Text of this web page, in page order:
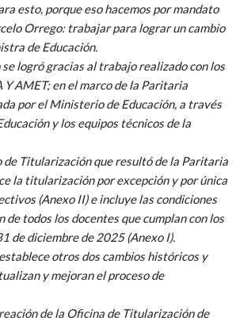
esto, porque eso hacemos por mandato
Orrego: trabajar para lograr un cambio
de Educación.
logró gracias al trabajo realizado con los
Y AMET; en el marco de la Paritaria
por el Ministerio de Educación, a través
y los equipos técnicos de la
Titularización que resultó de la Paritaria
la titularización por excepción y por única
(Anexo II) e incluye las condiciones
todos los docentes que cumplan con los
de diciembre de 2025 (Anexo I).
otros dos cambios históricos y
y mejoran el proceso de
de la Oficina de Titularización de